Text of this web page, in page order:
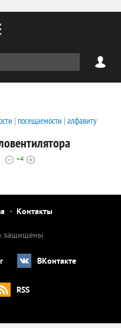
| посещаемости | алфавиту
+4
Контакты
защищены
ВКонтакте
RSS